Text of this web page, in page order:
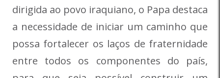
dirigida ao povo iraquiano, o Papa destaca
a necessidade de iniciar um caminho que
possa fortalecer os laços de fraternidade
entre todos os componentes do país,